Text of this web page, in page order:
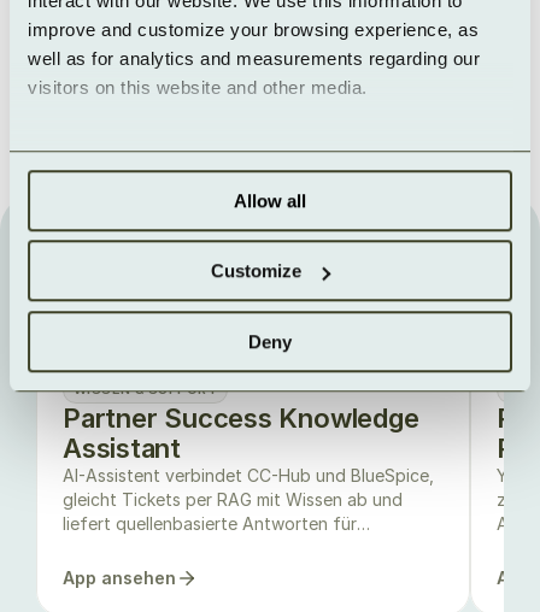
improve and customize your browsing experience, as
well as for analytics and measurements regarding our
visitors on this website and other media.
Allow all
Customize
Deny
LIVE IM MARKETPLACE
Weitere AI Microapps
WISSEN & SUPPORT
Partner Success Knowledge
Assistant
AI-Assistent verbindet CC-Hub und BlueSpice,
gleicht Tickets per RAG mit Wissen ab und
liefert quellenbasierte Antworten für
App ansehen
zeigt
App